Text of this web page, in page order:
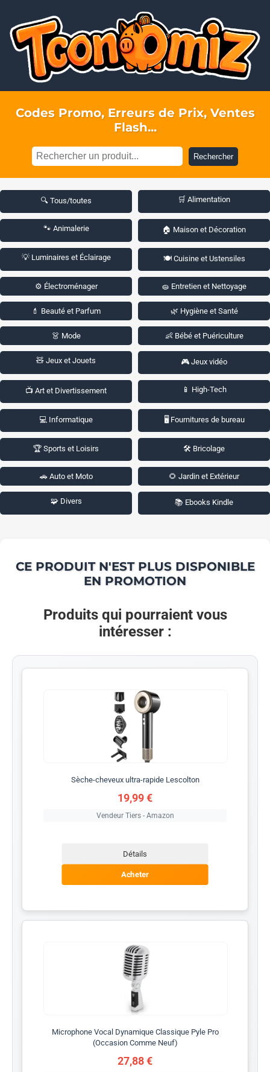
Codes Promo, Erreurs de Prix, Ventes
Flash...
Rechercher
🔍 Tous/toutes 🛒 Alimentation
🐾 Animalerie 🏠 Maison et Décoration
💡 Luminaires et Éclairage 🍽️ Cuisine et Ustensiles
⚙️ Électroménager 🧽 Entretien et Nettoyage
💄 Beauté et Parfum 🌿 Hygiène et Santé
👗 Mode 👶 Bébé et Puériculture
🧸 Jeux et Jouets 🎮 Jeux vidéo
📺 Art et Divertissement 📱 High-Tech
💻 Informatique 🖥️ Fournitures de bureau
🏆 Sports et Loisirs 🛠️ Bricolage
🚗 Auto et Moto 🌻 Jardin et Extérieur
🧩 Divers 📚 Ebooks Kindle
CE PRODUIT N'EST PLUS DISPONIBLE
EN PROMOTION
Produits qui pourraient vous
intéresser :
Sèche-cheveux ultra-rapide Lescolton
19,99 €
Vendeur Tiers - Amazon
Détails
Acheter
Microphone Vocal Dynamique Classique Pyle Pro
(Occasion Comme Neuf)
27,88 €